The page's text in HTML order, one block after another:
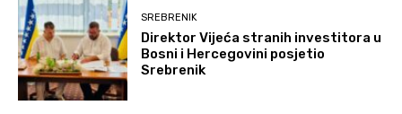
SREBRENIK
Direktor Vijeća stranih investitora u
Bosni i Hercegovini posjetio
Srebrenik